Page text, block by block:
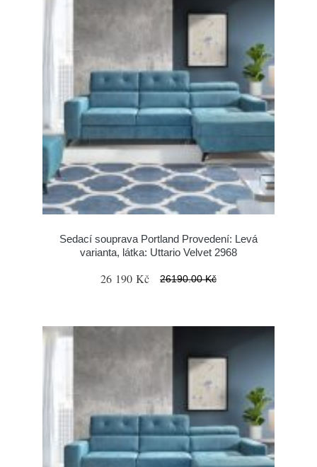
Sedací souprava Portland Provedení: Levá
varianta, látka: Uttario Velvet 2968
26 190 Kč 26190.00 Kč